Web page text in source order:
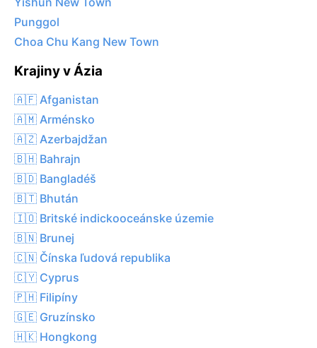
Punggol
Choa Chu Kang New Town
Krajiny v Ázia
🇦🇫 Afganistan
🇦🇲 Arménsko
🇦🇿 Azerbajdžan
🇧🇭 Bahrajn
🇧🇩 Bangladéš
🇧🇹 Bhután
🇮🇴 Britské indickooceánske územie
🇧🇳 Brunej
🇨🇳 Čínska ľudová republika
🇨🇾 Cyprus
🇵🇭 Filipíny
🇬🇪 Gruzínsko
🇭🇰 Hongkong